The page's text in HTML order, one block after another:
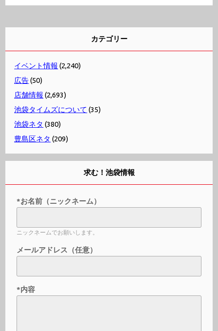
カテゴリー
イベント情報 (2,240)
広告(50)
店舗情報 (2,693)
池袋タイムズについて (35)
池袋ネタ (380)
豊島区ネタ (209)
求む！池袋情報
*お名前（ニックネーム）
ニックネームでお願いします。
メールアドレス（任意）
*内容